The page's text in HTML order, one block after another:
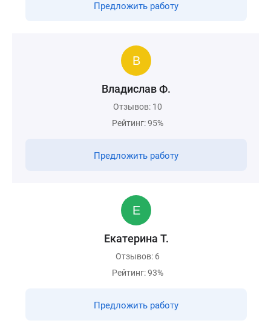
Предложить работу
Владислав Ф.
Отзывов: 10
Рейтинг: 95%
Предложить работу
Екатерина Т.
Отзывов: 6
Рейтинг: 93%
Предложить работу